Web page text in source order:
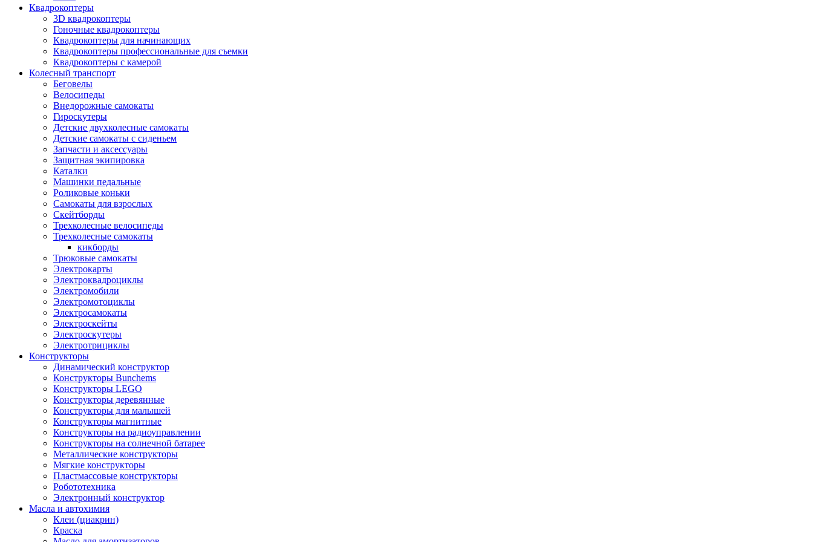
Квадрокоптеры
3D квадрокоптеры
Гоночные квадрокоптеры
Квадрокоптеры для начинающих
Квадрокоптеры профессиональные для съемки
Квадрокоптеры с камерой
Колесный транспорт
Беговелы
Велосипеды
Внедорожные самокаты
Гироскутеры
Детские двухколесные самокаты
Детские самокаты с сиденьем
Запчасти и аксессуары
Защитная экипировка
Каталки
Машинки педальные
Роликовые коньки
Самокаты для взрослых
Скейтборды
Трехколесные велосипеды
Трехколесные самокаты
кикборды
Трюковые самокаты
Электрокарты
Электроквадроциклы
Электромобили
Электромотоциклы
Электросамокаты
Электроскейты
Электроскутеры
Электротрициклы
Конструкторы
Динамический конструктор
Конструкторы Bunchems
Конструкторы LEGO
Конструкторы деревянные
Конструкторы для малышей
Конструкторы магнитные
Конструкторы на радиоуправлении
Конструкторы на солнечной батарее
Металлические конструкторы
Мягкие конструкторы
Пластмассовые конструкторы
Робототехника
Электронный конструктор
Масла и автохимия
Клеи (циакрин)
Краска